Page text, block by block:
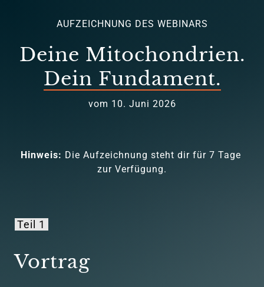
AUFZEICHNUNG DES WEBINARS
Dein Fundament.
vom 10. Juni 2026
Hinweis: Die Aufzeichnung steht dir für 7 Tage
zur Verfügung.
Teil 1
Vortrag